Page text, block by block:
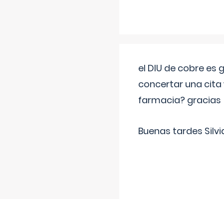
el DIU de cobre
concertar una cita
farmacia? gracias
Buenas tardes